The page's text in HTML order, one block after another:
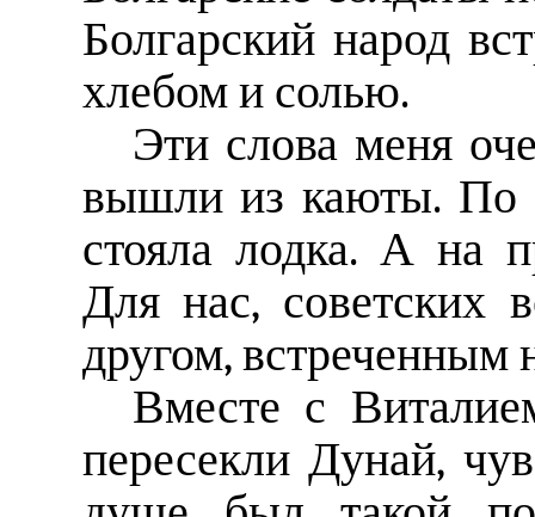
Болгарский народ
хлебом и солью.
Эти слова меня
вышли из каюты. По
стояла лодка. А на
Для нас, советских
другом, встреченным
Вместе с
пересекли Дунай,